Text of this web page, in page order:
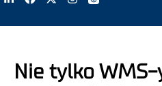
Nie tylko WMS-